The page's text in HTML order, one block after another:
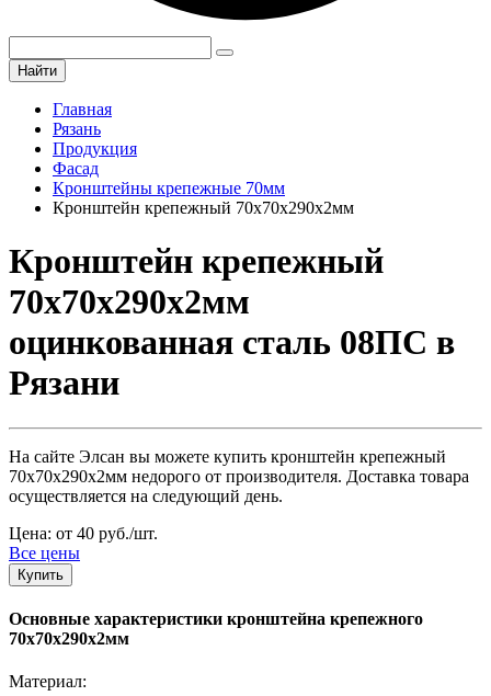
Найти
Главная
Рязань
Продукция
Фасад
Кронштейны крепежные 70мм
Кронштейн крепежный 70х70х290х2мм
Кронштейн крепежный
70х70х290х2мм
оцинкованная сталь 08ПС в
Рязани
На сайте Элсан вы можете купить кронштейн крепежный
70х70х290х2мм недорого от производителя. Доставка товара
осуществляется на следующий день.
Цена: от 40 руб./шт.
Все цены
Купить
Основные характеристики кронштейна крепежного
70х70х290х2мм
Материал: